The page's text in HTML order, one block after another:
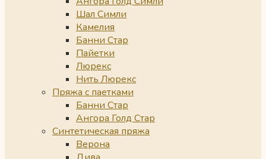
Шал Симли
Камелия
Банни Стар
Пайетки
Люрекс
Нить Люрекс
Пряжа с паетками
Банни Стар
Ангора Голд Стар
Синтетическая пряжа
Верона